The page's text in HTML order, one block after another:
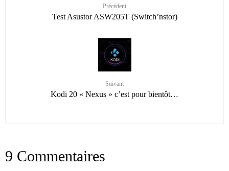
Précédent
Test Asustor ASW205T (Switch’nstor)
Suivant
Kodi 20 « Nexus » c’est pour bientôt…
9 Commentaires